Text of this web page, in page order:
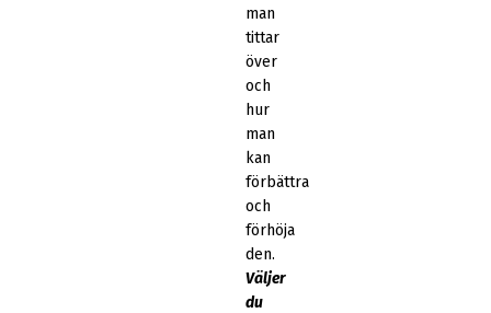
man
tittar
över
och
hur
man
kan
förbättra
och
förhöja
den.
Väljer
du